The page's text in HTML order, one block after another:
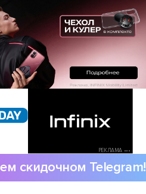
РЕКЛАМА •••
скидочном Telegram!